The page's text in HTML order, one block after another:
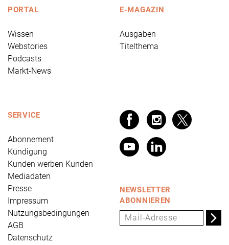
PORTAL
Wissen
Webstories
Podcasts
Markt-News
E-MAGAZIN
Ausgaben
Titelthema
SERVICE
Abonnement
Kündigung
Kunden werben Kunden
Mediadaten
Presse
Impressum
Nutzungsbedingungen
AGB
Datenschutz
NEWSLETTER
ABONNIEREN